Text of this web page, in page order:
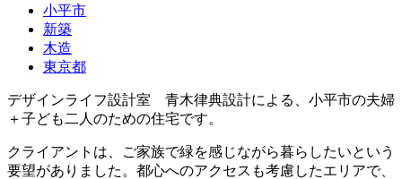
小平市
新築
木造
東京都
デザインライフ設計室 青木律典設計による、小平市の夫婦
＋子ども二人のための住宅です。
クライアントは、ご家族で緑を感じながら暮らしたいという
要望がありました。都心へのアクセスも考慮したエリアで、